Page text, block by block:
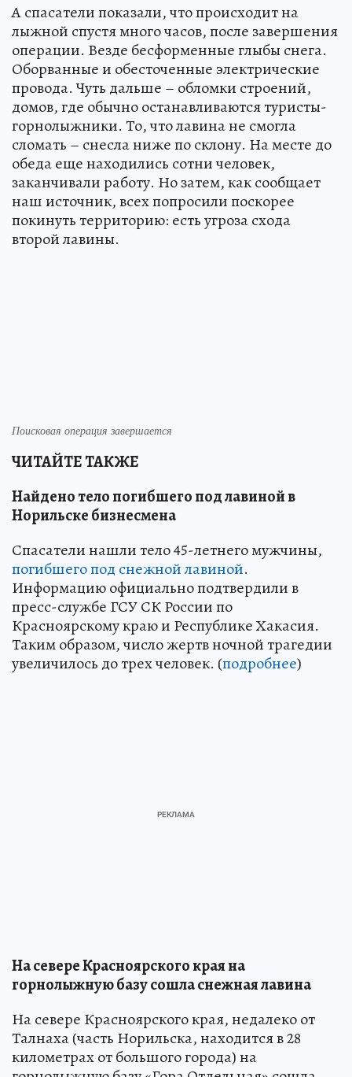
А спасатели показали, что происходит на
лыжной спустя много часов, после завершения
операции. Везде бесформенные глыбы снега.
Оборванные и обесточенные электрические
провода. Чуть дальше – обломки строений,
домов, где обычно останавливаются туристы-
горнолыжники. То, что лавина не смогла
сломать – снесла ниже по склону. На месте до
обеда еще находились сотни человек,
заканчивали работу. Но затем, как сообщает
наш источник, всех попросили поскорее
покинуть территорию: есть угроза схода
второй лавины.
Поисковая операция завершается
ЧИТАЙТЕ ТАКЖЕ
Найдено тело погибшего под лавиной в
Норильске бизнесмена
Спасатели нашли тело 45-летнего мужчины,
погибшего под снежной лавиной.
Информацию официально подтвердили в
пресс-службе ГСУ СК России по
Красноярскому краю и Республике Хакасия.
Таким образом, число жертв ночной трагедии
увеличилось до трех человек. (подробнее)
На севере Красноярского края на
горнолыжную базу сошла снежная лавина
На севере Красноярского края, недалеко от
Талнаха (часть Норильска, находится в 28
километрах от большого города) на